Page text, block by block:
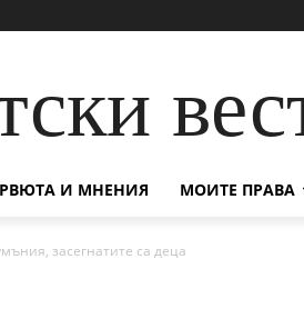
И МНЕНИЯ МОИТЕ ПРАВА
засегнатите са деца